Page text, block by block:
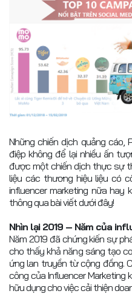
Những chiến dịch quảng cáo,
điệp không để lại nhiều ấn
được một chiến dịch thực sự
liệu các thương hiệu liệu có
influencer marketing nữa hay
thông qua bài viết dưới đây!
Nhìn lại 2019 – Năm của
Năm 2019 đã chứng kiến sự
cho thấy khả năng sáng tạo
ứng lan truyền từ cộng đồng.
công của Influencer Marketing
hữu dụng cho việc cải thiện